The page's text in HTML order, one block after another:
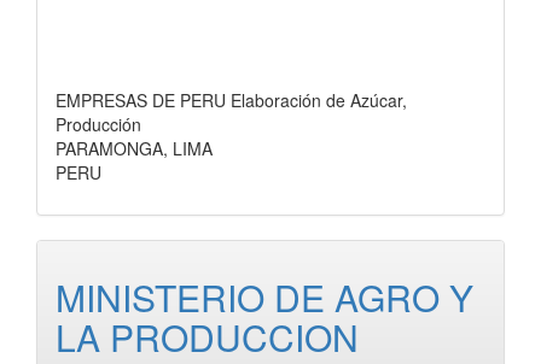
EMPRESAS DE PERU Elaboración de Azúcar,
Producción
PARAMONGA, LIMA
PERU
MINISTERIO DE AGRO Y
LA PRODUCCION